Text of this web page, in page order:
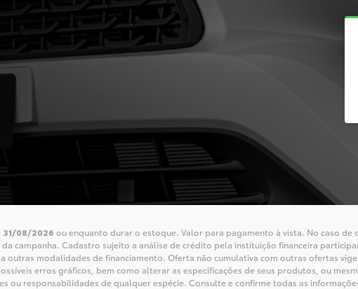
31/08/2026 ou enquanto durar o estoque. Valor para pagamento à vista. No caso
campanha. Cadastro sujeito a análise de crédito pela instituição financeira
outras modalidades de financiamento. Oferta não cumulativa com outras ofertas
erros gráficos, bem como alterar as especificações de seus produtos, ou
ou responsabilidades de qualquer espécie. Consulte e confirme todas as